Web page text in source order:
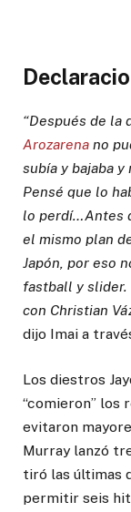
“Después de la
Arozarena no
subía y bajaba
Pensé que lo
lo perdí…Antes
el mismo plan
Japón, por eso
fastball y slider.
con Christian
dijo Imai a
Los diestros
“comieron” los
evitaron
Murray lanzó
tiró las últimas
permitir seis